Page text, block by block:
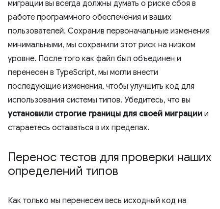
миграции вы всегда должны думать о риске сбоя в
работе программного обеспечения и ваших
пользователей. Сохранив первоначальные изменения
минимальными, мы сохранили этот риск на низком
уровне. После того как файл был объединен и
перенесен в TypeScript, мы могли внести
последующие изменения, чтобы улучшить код для
использования системы типов. Убедитесь, что вы
установили строгие границы для своей миграции и
стараетесь оставаться в их пределах.
Перенос тестов для проверки наших
определений типов
Как только мы перенесем весь исходный код на